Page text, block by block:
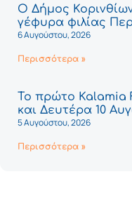
Ο Δήμος Κορινθίων
γέφυρα φιλίας
6 Αυγούστου, 2026
Περισσότερα »
Το πρώτο Kalamia
και Δευτέρα 10
5 Αυγούστου, 2026
Περισσότερα »